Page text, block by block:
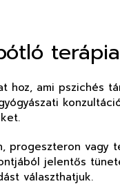
hoz, ami pszichés
vagy
jelentős
választhatjuk.